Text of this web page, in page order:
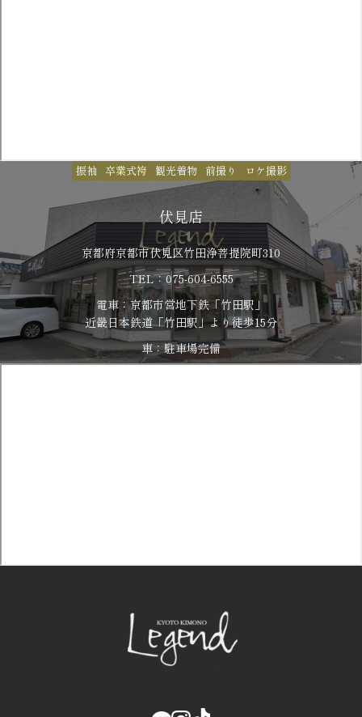
振袖 卒業式袴 観光着物 前撮り ロケ撮影
伏見店
京都府京都市伏見区竹田浄菩提院町310
TEL：075-604-6555
電車：京都市営地下鉄「竹田駅」
​​​​​​​近畿日本鉄道「竹田駅」より徒歩15分
車：駐車場完備